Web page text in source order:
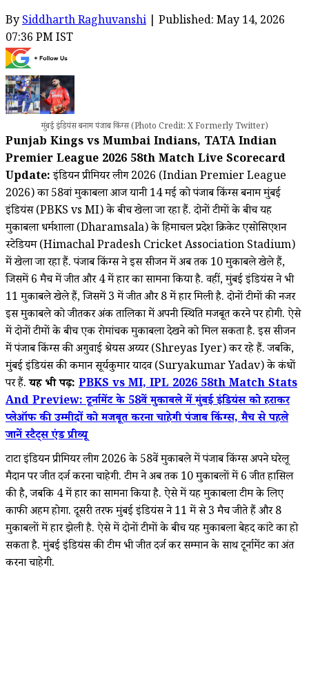
BySiddharth Raghuvanshi | Published: May 14, 2026
07:36 PM IST
मुंबई इंडियंस बनाम पंजाब किंग्स (Photo Credit: X Formerly Twitter)
Punjab Kings vs Mumbai Indians, TATA Indian
Premier League 2026 58th Match Live Scorecard
Update:इंडियन प्रीमियर लीग 2026 (Indian Premier League
2026) का 58वां मुकाबला आज यानी 14 मई को पंजाब किंग्स बनाम मुंबई
इंडियंस (PBKS vs MI) के बीच खेला जा रहा हैं. दोनों टीमों के बीच यह
मुकाबला धर्मशाला (Dharamsala) के हिमाचल प्रदेश क्रिकेट एसोसिएशन
स्टेडियम (Himachal Pradesh Cricket Association Stadium)
में खेला जा रहा हैं. पंजाब किंग्स ने इस सीजन में अब तक 10 मुकाबले खेले हैं,
जिसमें 6 मैच में जीत और 4 में हार का सामना किया है. वहीं, मुंबई इंडियंस ने भी
11 मुकाबले खेले हैं, जिसमें 3 में जीत और 8 में हार मिली है. दोनों टीमों की नजर
इस मुकाबले को जीतकर अंक तालिका में अपनी स्थिति मजबूत करने पर होगी. ऐसे
में दोनों टीमों के बीच एक रोमांचक मुकाबला देखने को मिल सकता है. इस सीजन
में पंजाब किंग्स की अगुवाई श्रेयस अय्यर (Shreyas Iyer) कर रहे हैं. जबकि,
मुंबई इंडियंस की कमान सूर्यकुमार यादव (Suryakumar Yadav) के कंधों
पर हैं.यह भी पढ़ें: PBKS vs MI, IPL 2026 58th Match Stats
And Preview: टूर्नामेंट के 58वें मुकाबले में मुंबई इंडियंस को हराकर
प्लेऑफ की उम्मीदों को मजबूत करना चाहेगी पंजाब किंग्स, मैच से पहले
जानें स्टैट्स एंड प्रीव्यू
टाटा इंडियन प्रीमियर लीग 2026 के 58वें मुकाबले में पंजाब किंग्स अपने घरेलू
मैदान पर जीत दर्ज करना चाहेगी. टीम ने अब तक 10 मुकाबलों में 6 जीत हासिल
की है, जबकि 4 में हार का सामना किया है. ऐसे में यह मुकाबला टीम के लिए
काफी अहम होगा. दूसरी तरफ मुंबई इंडियंस ने 11 में से 3 मैच जीते हैं और 8
मुकाबलों में हार झेली है. ऐसे में दोनों टीमों के बीच यह मुकाबला बेहद कांटे का हो
सकता है. मुंबई इंडियंस की टीम भी जीत दर्ज कर सम्मान के साथ टूर्नामेंट का अंत
करना चाहेगी.